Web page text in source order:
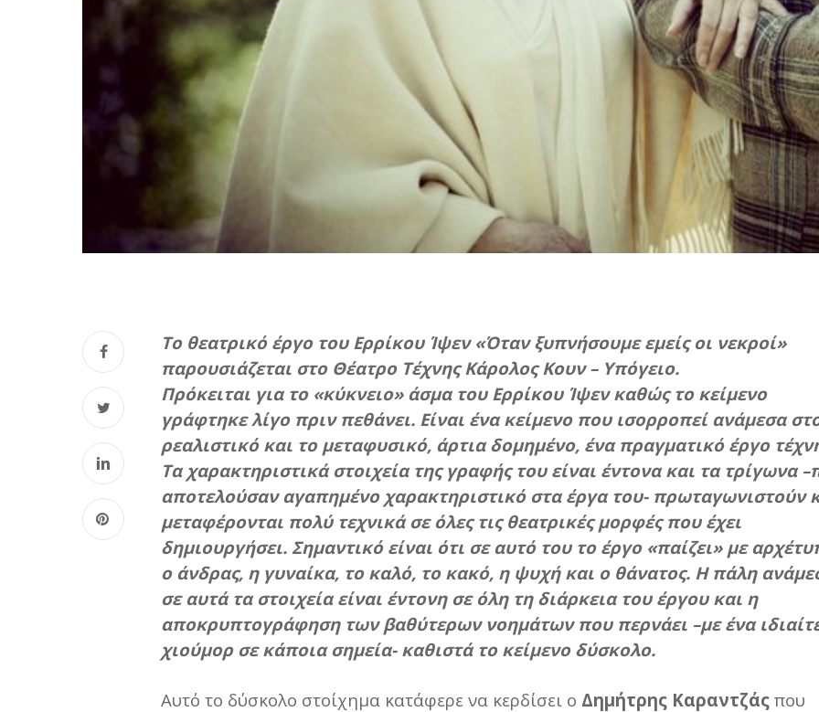
Το θεατρικό έργο του Ερρίκου Ίψεν «Όταν ξυπνήσουμε εμείς οι νεκροί»
παρουσιάζεται στο Θέατρο Τέχνης Κάρολος Κουν – Υπόγειο.
Πρόκειται για το «κύκνειο» άσμα του Ερρίκου Ίψεν καθώς το κείμενο
γράφτηκε λίγο πριν πεθάνει. Είναι ένα κείμενο που ισορροπεί ανάμεσα
ρεαλιστικό και το μεταφυσικό, άρτια δομημένο, ένα πραγματικό έργο
Τα χαρακτηριστικά στοιχεία της γραφής του είναι έντονα και τα τρίγωνα
αποτελούσαν αγαπημένο χαρακτηριστικό στα έργα του- πρωταγωνιστούν
μεταφέρονται πολύ τεχνικά σε όλες τις θεατρικές μορφές που έχει
δημιουργήσει. Σημαντικό είναι ότι σε αυτό του το έργο «παίζει» με
ο άνδρας, η γυναίκα, το καλό, το κακό, η ψυχή και ο θάνατος. Η πάλη
σε αυτά τα στοιχεία είναι έντονη σε όλη τη διάρκεια του έργου και η
αποκρυπτογράφηση των βαθύτερων νοημάτων που περνάει –με ένα
χιούμορ σε κάποια σημεία- καθιστά το κείμενο δύσκολο.
Αυτό το δύσκολο στοίχημα κατάφερε να κερδίσει ο Δημήτρης Καραντζάς που